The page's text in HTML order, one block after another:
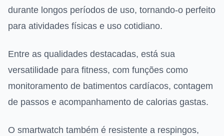
durante longos períodos de uso, tornando-o perfeito
para atividades físicas e uso cotidiano.
Entre as qualidades destacadas, está sua
versatilidade para fitness, com funções como
monitoramento de batimentos cardíacos, contagem
de passos e acompanhamento de calorias gastas.
O smartwatch também é resistente a respingos,